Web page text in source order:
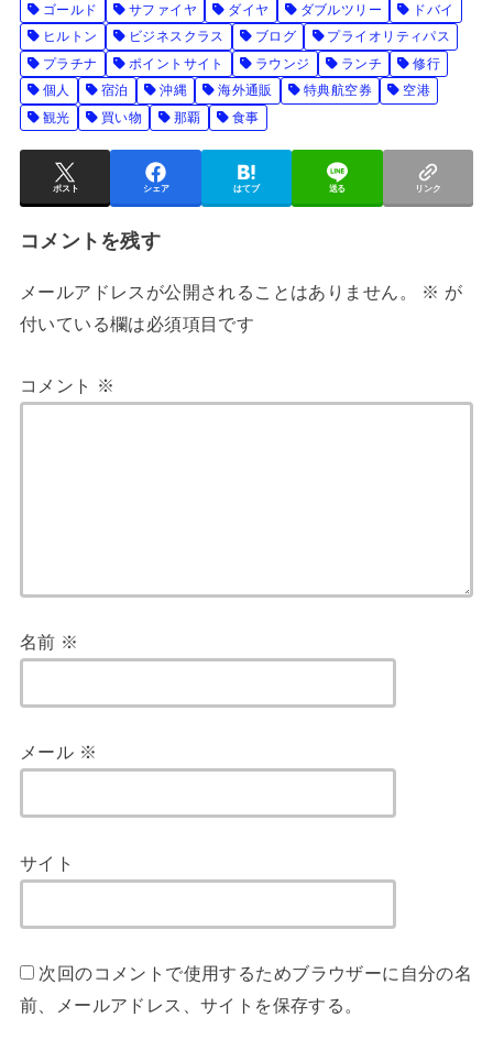
ゴールド
サファイヤ ダイヤ ダブルツリー
ドバイ
ヒルトン
ビジネスクラス ブログ
プライオリティパス
プラチナ
ポイントサイト ラウンジ ランチ
修行
個人
宿泊 沖縄 海外通販 特典航空券
空港
観光
買い物 那覇 食事
ポスト シェア はてブ 送る リンク
コメントを残す
メールアドレスが公開されることはありません。 ※ が
付いている欄は必須項目です
コメント ※
名前 ※
メール ※
サイト
次回のコメントで使用するためブラウザーに自分の名
前、メールアドレス、サイトを保存する。